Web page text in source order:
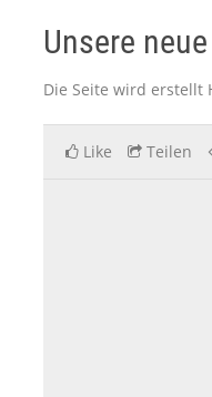
Unsere
Die Seite wird erstellt
Like Teilen